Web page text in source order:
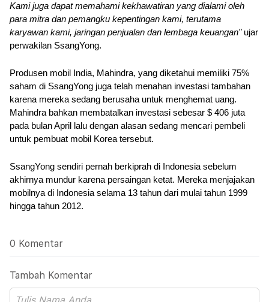
Kami juga dapat memahami kekhawatiran yang dialami oleh
para mitra dan pemangku kepentingan kami, terutama
karyawan kami, jaringan penjualan dan lembaga keuangan" ujar
perwakilan SsangYong.
Produsen mobil India, Mahindra, yang diketahui memiliki 75%
saham di SsangYong juga telah menahan investasi tambahan
karena mereka sedang berusaha untuk menghemat uang.
Mahindra bahkan membatalkan investasi sebesar $ 406 juta
pada bulan April lalu dengan alasan sedang mencari pembeli
untuk pembuat mobil Korea tersebut.
SsangYong sendiri pernah berkiprah di Indonesia sebelum
akhirnya mundur karena persaingan ketat. Mereka menjajakan
mobilnya di Indonesia selama 13 tahun dari mulai tahun 1999
hingga tahun 2012.
0 Komentar
Tambah Komentar